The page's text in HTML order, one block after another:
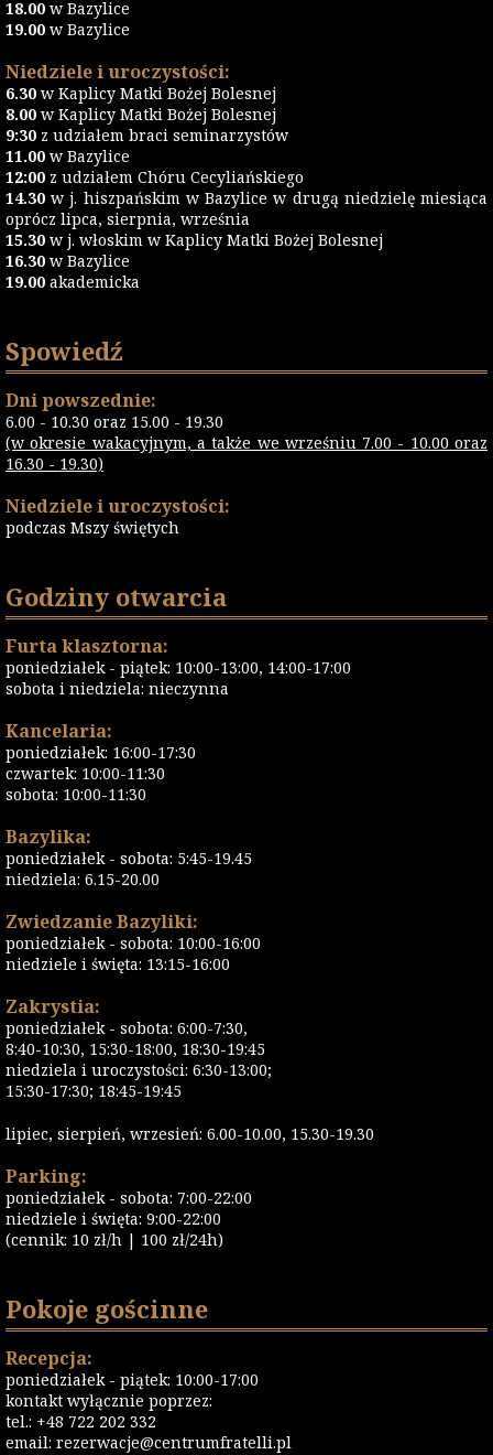
18.00 w Bazylice
19.00 w Bazylice
Niedziele i uroczystości:
6.30 w Kaplicy Matki Bożej Bolesnej
8.00 w Kaplicy Matki Bożej Bolesnej
9:30 z udziałem braci seminarzystów
11.00 w Bazylice
12:00 z udziałem Chóru Cecyliańskiego
14.30 w j. hiszpańskim w Bazylice w drugą niedzielę miesiąca
oprócz lipca, sierpnia, września
15.30 w j. włoskim w Kaplicy Matki Bożej Bolesnej
16.30 w Bazylice
19.00 akademicka
Spowiedź
Dni powszednie:
6.00 - 10.30 oraz 15.00 - 19.30
(w okresie wakacyjnym, a także we wrześniu 7.00 - 10.00 oraz
16.30 - 19.30)
Niedziele i uroczystości:
podczas Mszy świętych
Godziny otwarcia
Furta klasztorna:
poniedziałek - piątek: 10:00-13:00, 14:00-17:00
sobota i niedziela: nieczynna
Kancelaria:
poniedziałek: 16:00-17:30
czwartek: 10:00-11:30
sobota: 10:00-11:30
Bazylika:
poniedziałek - sobota: 5:45-19.45
niedziela: 6.15-20.00
Zwiedzanie Bazyliki:
poniedziałek - sobota: 10:00-16:00
niedziele i święta: 13:15-16:00
Zakrystia:
poniedziałek - sobota: 6:00-7:30,
8:40-10:30, 15:30-18:00, 18:30-19:45
niedziela i uroczystości: 6:30-13:00;
15:30-17:30; 18:45-19:45
lipiec, sierpień, wrzesień: 6.00-10.00, 15.30-19.30
Parking:
poniedziałek - sobota: 7:00-22:00
niedziele i święta: 9:00-22:00
(cennik: 10 zł/h | 100 zł/24h)
Pokoje gościnne
Recepcja:
poniedziałek - piątek: 10:00-17:00
kontakt wyłącznie poprzez:
tel.: +48 722 202 332
email: rezerwacje@centrumfratelli.pl